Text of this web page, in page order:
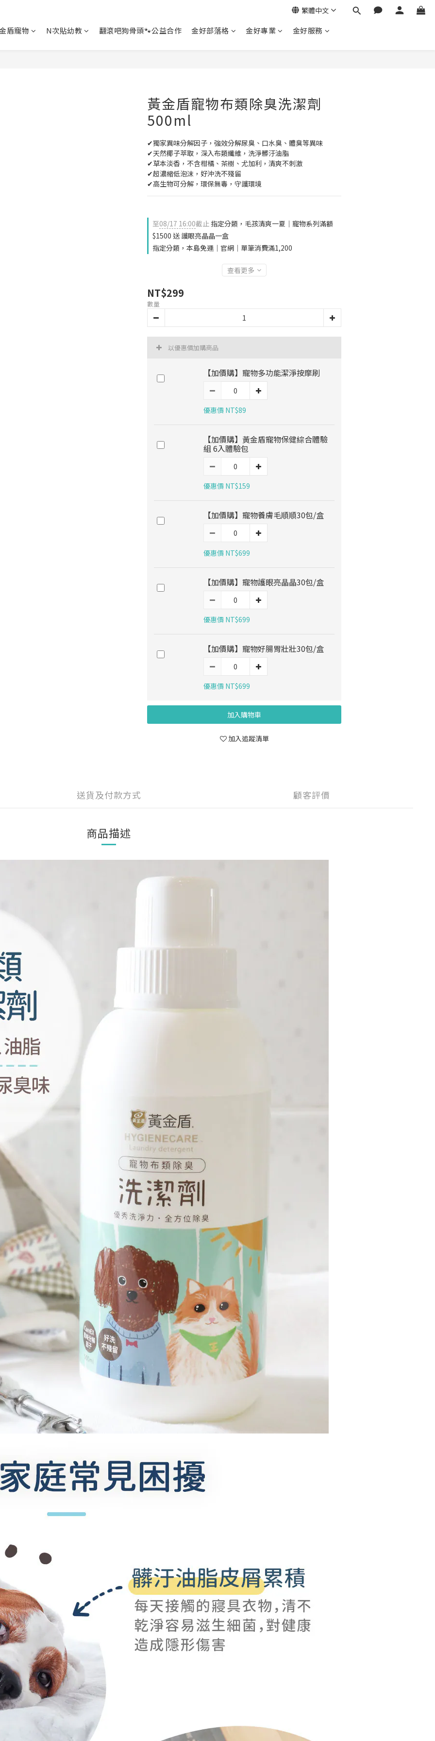
繁體中文
盾寵物 N次貼幼教 翻滾吧狗骨頭🐾公益合作 金好部落格 金好專業 金好服務
黃金盾寵物布類除臭洗潔劑
500ml
✔獨家異味分解因子，強效分解尿臭、口水臭、體臭等異味
✔天然椰子萃取，深入布類纖維，洗淨髒汙油脂
✔草本淡香，不含柑橘、茶樹、尤加利，清爽不刺激
✔超濃縮低泡沫，好沖洗不殘留
✔高生物可分解，環保無毒，守護環境
至08/17 16:00截止 指定分類，毛孩清爽一夏｜寵物系列滿額
$1500 送 護眼亮晶晶一盒
指定分類，本島免運｜官網｜單筆消費滿1,200
查看更多
NT$299
數量
以優惠價加購商品
【加價購】寵物多功能潔淨按摩刷
優惠價 NT$89
【加價購】黃金盾寵物保健綜合體驗
組 6入體驗包
優惠價 NT$159
【加價購】寵物養膚毛順順30包/盒
優惠價 NT$699
【加價購】寵物護眼亮晶晶30包/盒
優惠價 NT$699
【加價購】寵物好腸胃壯壯30包/盒
優惠價 NT$699
加入購物車
加入追蹤清單
送貨及付款方式 顧客評價
商品描述